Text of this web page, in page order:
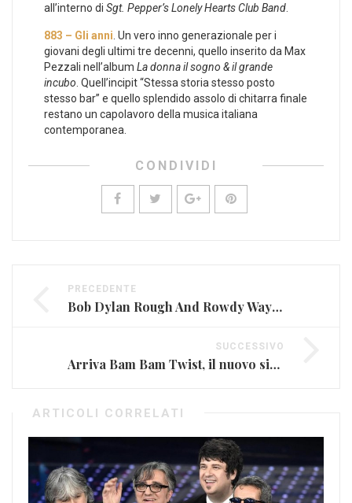
all’interno di Sgt. Pepper’s Lonely Hearts Club Band
883 – Gli anni . Un vero inno generazionale per i
giovani degli ultimi tre decenni, quello inserito da Max
Pezzali nell’album La donna il sogno & il grande
incubo . Quell’incipit “Stessa storia stesso posto
stesso bar” e quello splendido assolo di chitarra finale
restano un capolavoro della musica italiana
contemporanea.
CONDIVIDI
PRECEDENTE
Bob Dylan Rough And Rowdy Ways: il nuovo disco è ormai alle porte
SUCCESSIVO
Arriva Bam Bam Twist, il nuovo singolo di Achille Lauro
ARTICOLI CORRELATI